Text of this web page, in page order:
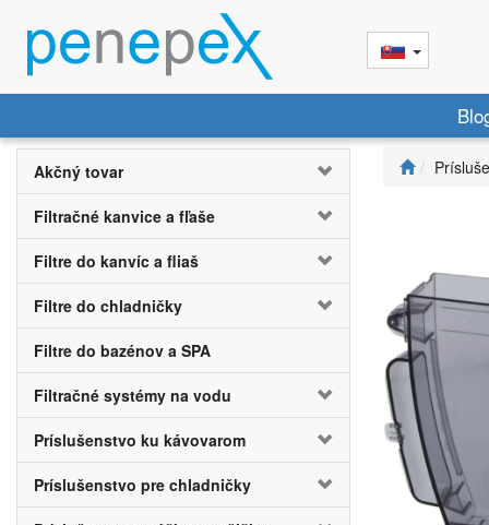
Akčný tovar
Filtračné kanvice a fľaše
Filtre do kanvíc a fliaš
Filtre do chladničky
Filtre do bazénov a SPA
Filtračné systémy na vodu
Príslušenstvo ku kávovarom
Príslušenstvo pre chladničky